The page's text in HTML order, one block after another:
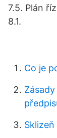
7.5. Plán
8.1.
Co je